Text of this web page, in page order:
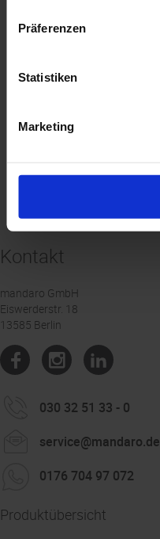
Präferenzen
Statistiken
Marketing
Auf Wunsch klimaneutral
ClimatePartner
Kontakt
mandaro GmbH
Eiswerderstr. 18
13585 Berlin
030 32 51 33 - 0
service@mandaro.de
0176 704 97 072
Produktübersicht